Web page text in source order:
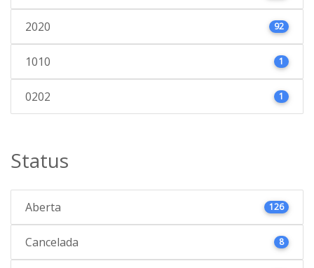
2020 92
1010 1
0202 1
Status
Aberta 126
Cancelada 8